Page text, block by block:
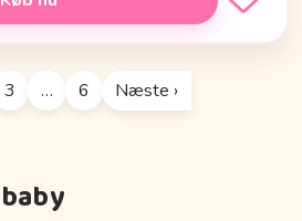
3 … 6 Næste ›